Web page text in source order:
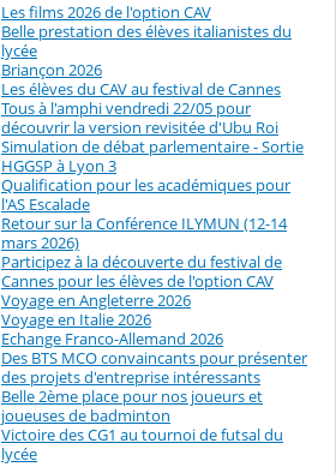
Les films 2026 de l'option CAV
Belle prestation des élèves italianistes du
lycée
Briançon 2026
Les élèves du CAV au festival de Cannes
Tous à l'amphi vendredi 22/05 pour
découvrir la version revisitée d'Ubu Roi
Simulation de débat parlementaire - Sortie
HGGSP à Lyon 3
Qualification pour les académiques pour
l'AS Escalade
Retour sur la Conférence ILYMUN (12-14
mars 2026)
Participez à la découverte du festival de
Cannes pour les élèves de l'option CAV
Voyage en Angleterre 2026
Voyage en Italie 2026
Echange Franco-Allemand 2026
Des BTS MCO convaincants pour présenter
des projets d'entreprise intéressants
Belle 2ème place pour nos joueurs et
joueuses de badminton
Victoire des CG1 au tournoi de futsal du
lycée